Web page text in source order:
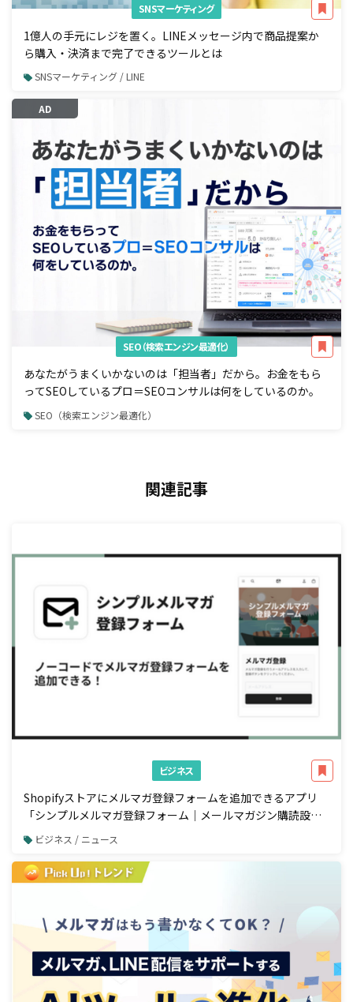
SNSマーケティング
1億人の手元にレジを置く。LINEメッセージ内で商品提案か
ら購入・決済まで完了できるツールとは
SNSマーケティング / LINE
AD
SEO（検索エンジン最適化）
あなたがうまくいかないのは「担当者」だから。お金をもら
ってSEOしているプロ＝SEOコンサルは何をしているのか。
SEO（検索エンジン最適化）
関連記事
ビジネス
Shopifyストアにメルマガ登録フォームを追加できるアプリ
「シンプルメルマガ登録フォーム｜メールマガジン購読設
定」をリリース
ビジネス / ニュース